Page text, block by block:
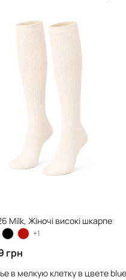
Milk, Жіночі високі шкарпетки
+1
грн
в мелкую клетку в цвете